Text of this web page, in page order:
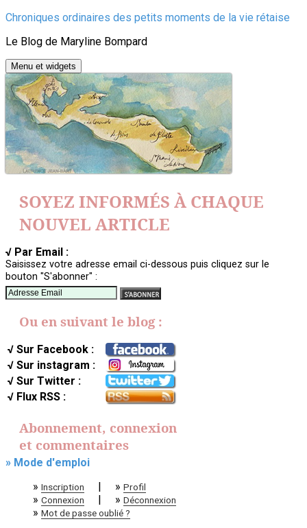
Aller
contenu
Chroniques ordinaires des petits moments de la vie rétaise
Le Blog de Maryline Bompard
Menu et widgets
SOYEZ INFORMÉS À CHAQUE
NOUVEL ARTICLE
√ Par Email :
Saisissez votre adresse email ci-dessous puis cliquez sur le
bouton "S'abonner" :
Ou en suivant le blog :
√ Sur Facebook :
√ Sur instagram :
√ Sur Twitter :
√ Flux RSS :
Abonnement, connexion
et commentaires
» Mode d'emploi
» Inscription | » Profil
» Connexion | » Déconnexion
» Mot de passe oublié ?